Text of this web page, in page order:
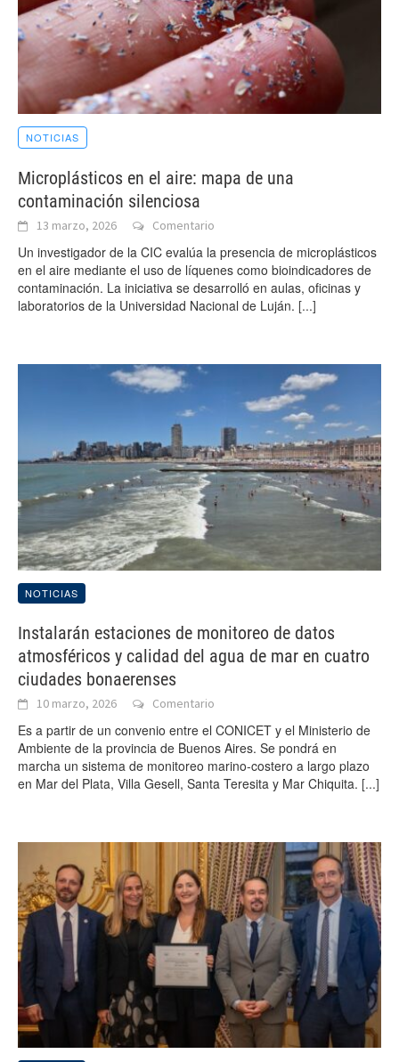
NOTICIAS
Microplásticos en el aire: mapa de una
contaminación silenciosa
13 marzo, 2026 Comentario
Un investigador de la CIC evalúa la presencia de microplásticos
en el aire mediante el uso de líquenes como bioindicadores de
contaminación. La iniciativa se desarrolló en aulas, oficinas y
laboratorios de la Universidad Nacional de Luján. [...]
NOTICIAS
Instalarán estaciones de monitoreo de datos
atmosféricos y calidad del agua de mar en cuatro
ciudades bonaerenses
10 marzo, 2026 Comentario
Es a partir de un convenio entre el CONICET y el Ministerio de
Ambiente de la provincia de Buenos Aires. Se pondrá en
marcha un sistema de monitoreo marino-costero a largo plazo
en Mar del Plata, Villa Gesell, Santa Teresita y Mar Chiquita. [...]